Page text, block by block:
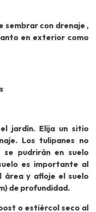
sembrar con drenaje ,
en exterior como
jardín. Elija un sitio
Los tulipanes no
pudrirán en suelo
es importante al
área y afloje el suelo
de profundidad.
o estiércol seco al